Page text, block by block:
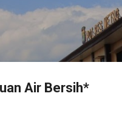
utama
Air Bersih*